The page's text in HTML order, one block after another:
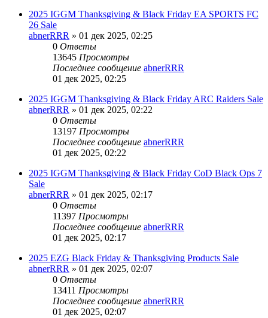
2025 IGGM Thanksgiving & Black Friday EA SPORTS FC
26 Sale
abnerRRR » 01 дек 2025, 02:25
0 Ответы
13645 Просмотры
Последнее сообщение abnerRRR
01 дек 2025, 02:25
2025 IGGM Thanksgiving & Black Friday ARC Raiders Sale
abnerRRR » 01 дек 2025, 02:22
0 Ответы
13197 Просмотры
Последнее сообщение abnerRRR
01 дек 2025, 02:22
2025 IGGM Thanksgiving & Black Friday CoD Black Ops 7
Sale
abnerRRR » 01 дек 2025, 02:17
0 Ответы
11397 Просмотры
Последнее сообщение abnerRRR
01 дек 2025, 02:17
2025 EZG Black Friday & Thanksgiving Products Sale
abnerRRR » 01 дек 2025, 02:07
0 Ответы
13411 Просмотры
Последнее сообщение abnerRRR
01 дек 2025, 02:07